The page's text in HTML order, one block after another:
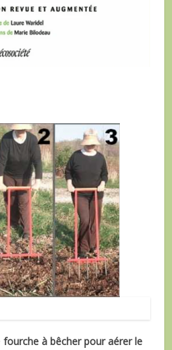
fourche à bêcher pour aérer le